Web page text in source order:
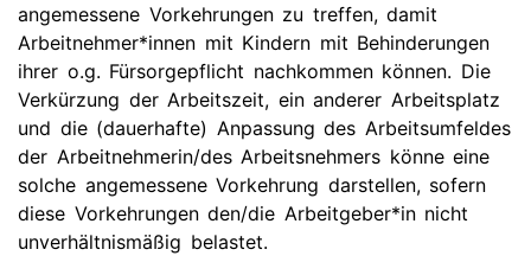
angemessene Vorkehrungen zu treffen, damit
Arbeitnehmer*innen mit Kindern mit Behinderungen
ihrer o.g. Fürsorgepflicht nachkommen können. Die
Verkürzung der Arbeitszeit, ein anderer Arbeitsplatz
und die (dauerhafte) Anpassung des Arbeitsumfeldes
der Arbeitnehmerin/des Arbeitsnehmers könne eine
solche angemessene Vorkehrung darstellen, sofern
diese Vorkehrungen den/die Arbeitgeber*in nicht
unverhältnismäßig belastet.